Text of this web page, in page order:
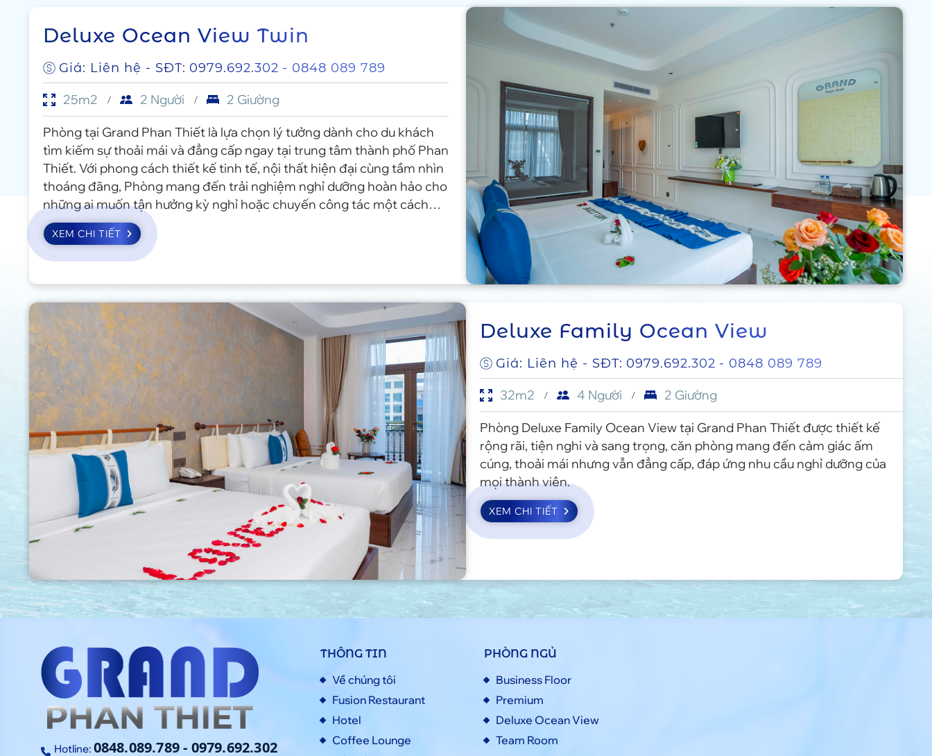
Deluxe Ocean View Twin
Giá: Liên hệ - SĐT: 0979.692.302 - 0848 089 789
25m2 2 Người 2 Giường
Phòng tại Grand Phan Thiết là lựa chọn lý tưởng dành cho du khách
tìm kiếm sự thoải mái và đẳng cấp ngay tại trung tâm thành phố Phan
Thiết. Với phong cách thiết kế tinh tế, nội thất hiện đại cùng tầm nhìn
thoáng đãng, Phòng mang đến trải nghiệm nghỉ dưỡng hoàn hảo cho
những ai muốn tận hưởng kỳ nghỉ hoặc chuyến công tác một cách
trọn vẹn.
XEM CHI TIẾT
Deluxe Family Ocean View
Giá: Liên hệ - SĐT: 0979.692.302 - 0848 089 789
32m2 4 Người 2 Giường
Phòng Deluxe Family Ocean View tại Grand Phan Thiết được thiết kế
rộng rãi, tiện nghi và sang trọng, căn phòng mang đến cảm giác ấm
cúng, thoải mái nhưng vẫn đẳng cấp, đáp ứng nhu cầu nghỉ dưỡng của
mọi thành viên.
XEM CHI TIẾT
Hotline: 0848.089.789- 0979.692.302
THÔNG TIN
Về chúng tôi
Fusion Restaurant
Hotel
Coffee Lounge
PHÒNG NGỦ
Business Floor
Premium
Deluxe Ocean View
Team Room